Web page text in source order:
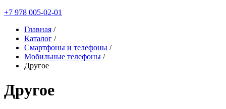
+7 978 005-02-01
Главная /
Каталог /
Смартфоны и телефоны /
Мобильные телефоны /
Другое
Другое